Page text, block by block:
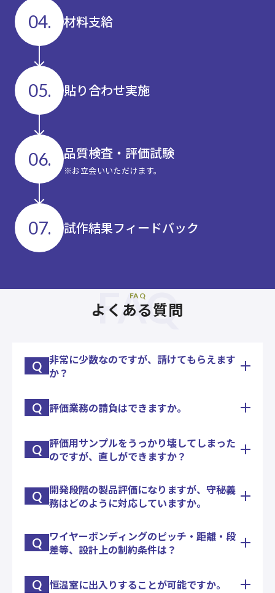
04. 材料支給
05. 貼り合わせ実施
06. 品質検査・評価試験
※お立会いいただけます。
07. 試作結果フィードバック
FAQ
FAQ
よくある質問
Q 非常に少数なのですが、請けてもらえます
か？
1個からお請けいたします。
件もございました。
Q 評価業務の請負はできますか。
初回の業務については、お客様と綿密に内容のレベ
ル合せをしてから、業務を請負って実施いたしま
Q 評価用サンプルをうっかり壊してしまった
のですが、直しができますか？
ワイヤの打ち直しなどは、これまでも実績がござい
ます。ケースバイケースですので、まずはご相談い
Q 開発段階の製品評価になりますが、守秘義
務はどのように対応していますか。
弊社で請負う場合は、お客様からのご要望に準じ
て、守秘義務契約などを締結いたします。評価実施
で隔離いたします。
Q ワイヤーボンディングのピッチ・距離・段
差等、設計上の制約条件は？
基板やパッケージ、チップの状況によりまちまちで
Q 恒温室に出入りすることが可能ですか。